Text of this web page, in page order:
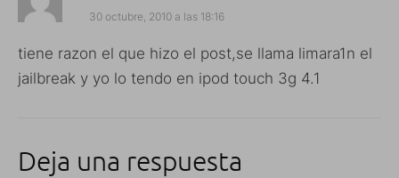
30 octubre, 2010 a las 18:16
tiene razon el que hizo el post,se llama limara1n el
jailbreak y yo lo tendo en ipod touch 3g 4.1
Deja una respuesta